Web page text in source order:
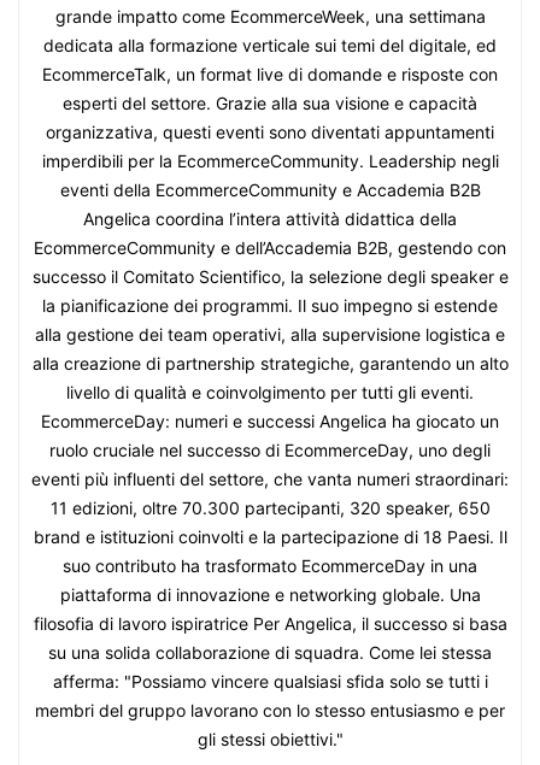
grande impatto come EcommerceWeek, una settimana
dedicata alla formazione verticale sui temi del digitale, ed
EcommerceTalk, un format live di domande e risposte con
esperti del settore. Grazie alla sua visione e capacità
organizzativa, questi eventi sono diventati appuntamenti
imperdibili per la EcommerceCommunity. Leadership negli
eventi della EcommerceCommunity e Accademia B2B
Angelica coordina l’intera attività didattica della
EcommerceCommunity e dell’Accademia B2B, gestendo con
successo il Comitato Scientifico, la selezione degli speaker e
la pianificazione dei programmi. Il suo impegno si estende
alla gestione dei team operativi, alla supervisione logistica e
alla creazione di partnership strategiche, garantendo un alto
livello di qualità e coinvolgimento per tutti gli eventi.
EcommerceDay: numeri e successi Angelica ha giocato un
ruolo cruciale nel successo di EcommerceDay, uno degli
eventi più influenti del settore, che vanta numeri straordinari:
11 edizioni, oltre 70.300 partecipanti, 320 speaker, 650
brand e istituzioni coinvolti e la partecipazione di 18 Paesi. Il
suo contributo ha trasformato EcommerceDay in una
piattaforma di innovazione e networking globale. Una
filosofia di lavoro ispiratrice Per Angelica, il successo si basa
su una solida collaborazione di squadra. Come lei stessa
afferma: "Possiamo vincere qualsiasi sfida solo se tutti i
membri del gruppo lavorano con lo stesso entusiasmo e per
gli stessi obiettivi."